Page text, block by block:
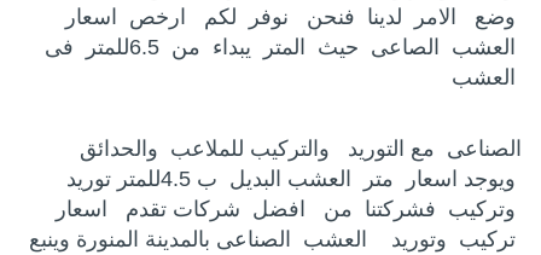
وضع الامر لدينا فنحن نوفر لكم ارخص اسعار
العشب الصاعى حيث المتر يبداء من 6.5للمتر فى
العشب
الصناعى مع التوريد والتركيب للملاعب والحدائق
ويوجد اسعار متر العشب البديل ب 4.5للمتر توريد
وتركيب فشركتنا من افضل شركات تقدم اسعار
تركيب وتوريد العشب الصناعى بالمدينة المنورة وينبع